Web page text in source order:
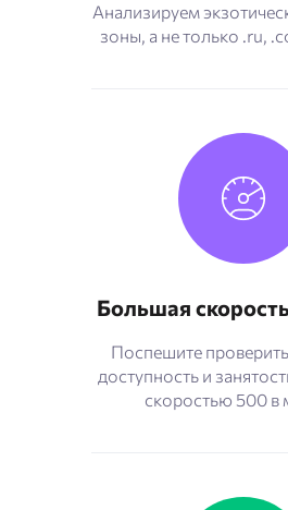
Анализируем
зоны, а не только .ru,
Большая
Поспешите
доступность и
скоростью 500 в